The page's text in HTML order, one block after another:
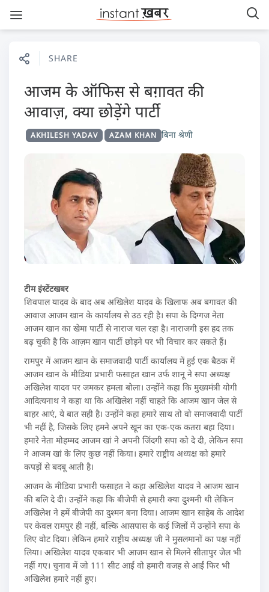
SHARE
आजम के ऑफिस से बग़ावत की
आवाज़, क्या छोड़ेंगे पार्टी
AKHILESH YADAV AZAM KHAN बिना श्रेणी
टीम इंस्टेंटखबर
शिवपाल यादव के बाद अब अखिलेश यादव के खिलाफ अब बगावत की
आवाज आजम खान के कार्यालय से उठ रही है। सपा के दिग्गज नेता
आजम खान का खेमा पार्टी से नाराज चल रहा है। नाराजगी इस हद तक
बढ़ चुकी है कि आज़म खान पार्टी छोड़ने पर भी विचार कर सकते हैं।
रामपुर में आजम खान के समाजवादी पार्टी कार्यालय में हुई एक बैठक में
आजम खान के मीडिया प्रभारी फसाहत खान उर्फ शानू ने सपा अध्यक्ष
अखिलेश यादव पर जमकर हमला बोला। उन्होंने कहा कि मुख्यमंत्री योगी
आदित्यनाथ ने कहा था कि अखिलेश नहीं चाहते कि आजम खान जेल से
बाहर आएं, ये बात सही है। उन्होंने कहा हमारे साथ तो वो समाजवादी पार्टी
भी नहीं है, जिसके लिए हमने अपने खून का एक-एक कतरा बहा दिया।
हमारे नेता मोहम्मद आजम खां ने अपनी जिंदगी सपा को दे दी, लेकिन सपा
ने आजम खां के लिए कुछ नहीं किया। हमारे राष्ट्रीय अध्यक्ष को हमारे
कपड़ों से बदबू आती है।
आजम के मीडिया प्रभारी फसाहत ने कहा अखिलेश यादव ने आजम खान
की बलि दे दी। उन्होंने कहा कि बीजेपी से हमारी क्या दुश्मनी थी लेकिन
अखिलेश ने हमें बीजेपी का दुश्मन बना दिया। आजम खान साहेब के आदेश
पर केवल रामपुर ही नहीं, बल्कि आसपास के कई जिलों में उन्होंने सपा के
लिए वोट दिया। लेकिन हमारे राष्ट्रीय अध्यक्ष जी ने मुसलमानों का पक्ष नहीं
लिया। अखिलेश यादव एकबार भी आजम खान से मिलने सीतापुर जेल भी
नहीं गए। चुनाव में जो 111 सीट आईं वो हमारी वजह से आईं फिर भी
अखिलेश हमारे नहीं हुए।